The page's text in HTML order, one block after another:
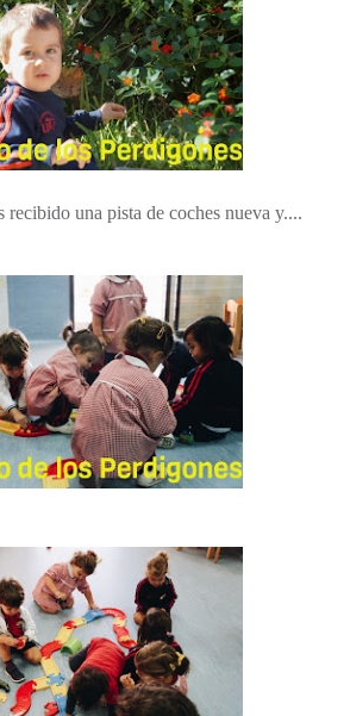
recibido una pista de coches nueva y....